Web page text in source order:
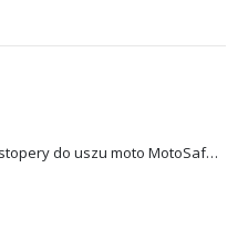
ALPINE zatyczki/stopery do uszu moto MotoSafe Pro